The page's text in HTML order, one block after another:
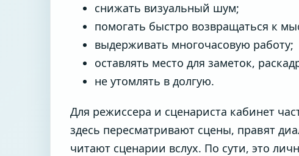
снижать визуальный шум;
помогать быстро возвращаться к
выдерживать многочасовую работу;
оставлять место для заметок,
не утомлять в долгую.
Для режиссера и сценариста кабинет
здесь пересматривают сцены, правят
читают сценарии вслух. По сути, это